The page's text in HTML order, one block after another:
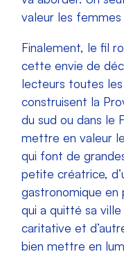
valeur les femmes
Finalement, le fil
cette envie de
lecteurs toutes
construisent la
du sud ou dans le
mettre en valeur
qui font de
petite créatrice,
gastronomique en
qui a quitté sa
caritative et
bien mettre en